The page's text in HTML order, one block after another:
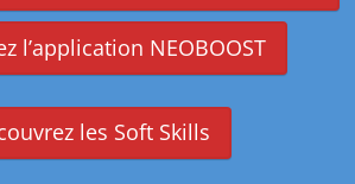
l’application NEOBOOST
les Soft Skills